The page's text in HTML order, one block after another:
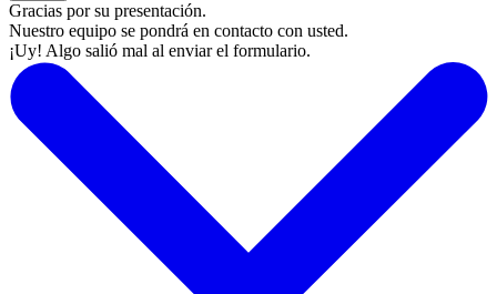
Gracias por su presentación.
Nuestro equipo se pondrá en contacto con usted.
¡Uy! Algo salió mal al enviar el formulario.